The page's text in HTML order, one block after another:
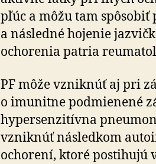
pľúc a môžu tam
a následné hojenie
ochorenia patria
PF môže vzniknúť aj pri
o imunitne podmienené
hypersenzitívna
vzniknúť následkom
ochorení, ktoré postihujú